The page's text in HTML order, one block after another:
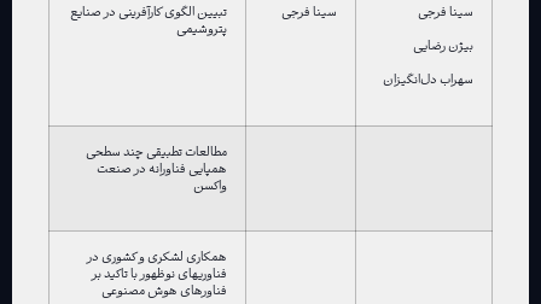
سینا فرجی
بیژن رضایی
سهراب دل‌انگیزان
سینا فرجی تبیین الگوی کارآفرینی در صنایع
پتروشیمی
مطالعات تطبیقی چند سطحی
همپایی فناورانه در صنعت
واکسن
همکاری لشکری و کشوری در
فناوریهای نوظهور با تاکید بر
فناورهای هوش مصنوعی